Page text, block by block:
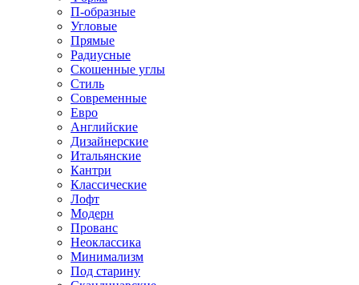
П-образные
Угловые
Прямые
Радиусные
Скошенные углы
Стиль
Современные
Евро
Английские
Дизайнерские
Итальянские
Кантри
Классические
Лофт
Модерн
Прованс
Неоклассика
Минимализм
Под старину